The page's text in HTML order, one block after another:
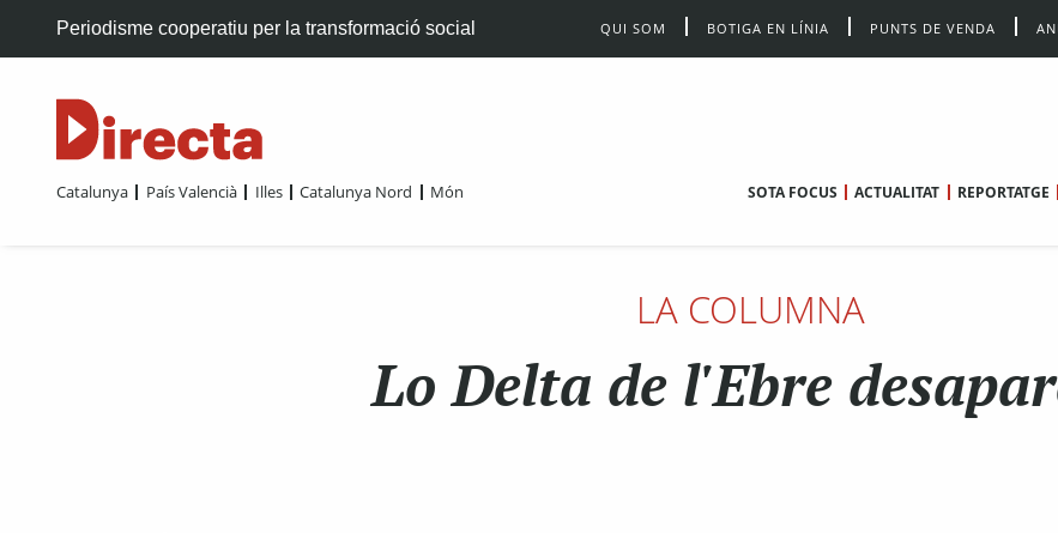
Periodisme cooperatiu per la transformació social QUI SOM BOTIGA EN LÍNIA PUNTS DE VENDA
Catalunya País Valencià Illes Catalunya Nord Món SOTA FOCUS ACTUALITAT REPORTATGE
LA COLUMNA
Lo Delta de l'Ebre